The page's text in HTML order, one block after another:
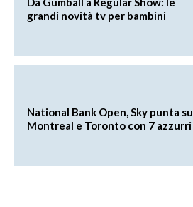
grandi novità tv per bambini
National Bank Open, Sky punta su
Montreal e Toronto con 7 azzurri